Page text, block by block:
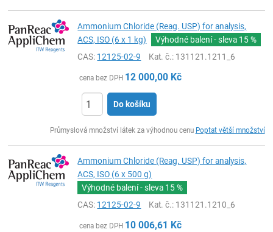
Ammonium Chloride (Reag. USP) for analysis,
ACS, ISO (6 x 1 kg)
Výhodné balení - sleva 15 %
CAS: 12125-02-9 Kat. č.: 131121.1211_6
cena bez DPH 12 000,00 Kč
Do košíku
Průmyslová množství látek za výhodnou cenu Poptat větší množství
Ammonium Chloride (Reag. USP) for analysis,
ACS, ISO (6 x 500 g)
Výhodné balení - sleva 15 %
CAS: 12125-02-9 Kat. č.: 131121.1210_6
cena bez DPH 10 006,61 Kč